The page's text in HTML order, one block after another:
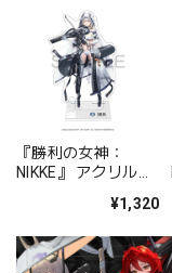
『勝利の女神：
NIKKE』 アクリルス
¥1,320